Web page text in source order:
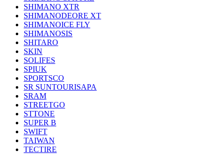
SHIMANO XTR
SHIMANODEORE XT
SHIMANOICE FLY
SHIMANOSIS
SHITARO
SKIN
SOLIFES
SPIUK
SPORTSCO
SR SUNTOURISAPA
SRAM
STREETGO
STTONE
SUPER B
SWIFT
TAIWAN
TECTIRE